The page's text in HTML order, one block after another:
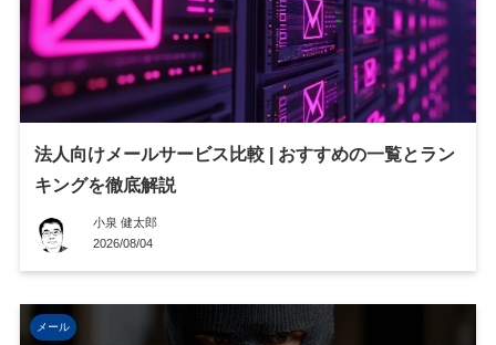
法人向けメールサービス比較 | おすすめの一覧とラン
キングを徹底解説
小泉 健太郎
2026/08/04
メール